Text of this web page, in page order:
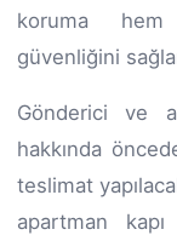
koruma
güvenliğini
Gönderici ve
hakkında
teslimat
apartman